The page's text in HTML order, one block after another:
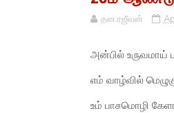
தன.ரஜீவன்
அன்பில் உருவமாய்
எம் வாழ்வில்
உம் பாசமொழி